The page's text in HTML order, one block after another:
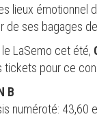
lieux émotionnel
de ses bagages
LaSemo cet été,
tickets pour ce
B
numéroté: 43,60